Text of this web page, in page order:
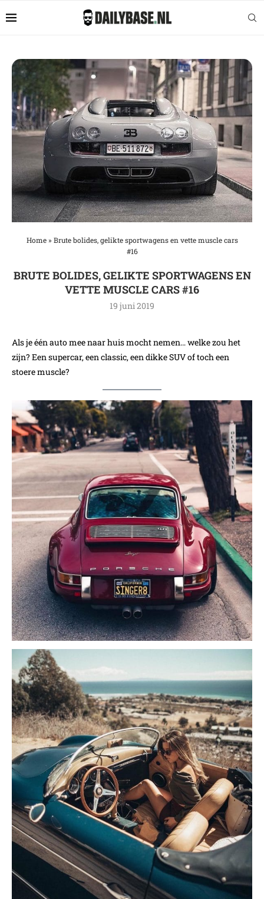
Home» Brute bolides, gelikte sportwagens en vette muscle cars
#16
BRUTE BOLIDES, GELIKTE SPORTWAGENS EN
VETTE MUSCLE CARS #16
19 juni 2019
Als je één auto mee naar huis mocht nemen… welke zou het
zijn? Een supercar, een classic, een dikke SUV of toch een
stoere muscle?